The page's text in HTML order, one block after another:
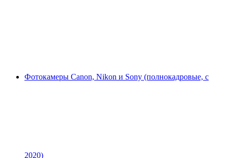
Фотокамеры Canon, Nikon и Sony (полнокадровые, с
2020)